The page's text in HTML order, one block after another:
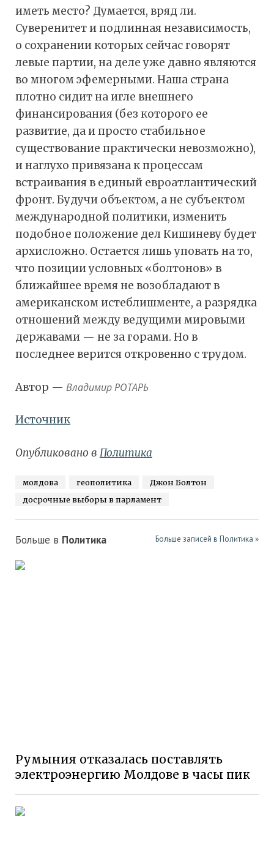
иметь место? Думается, вряд ли.
Суверенитет и подлинная независимость,
о сохранении которых сейчас говорят
левые партии, на деле уже давно являются
во многом эфемерными. Наша страна
плотно сидит на игле внешнего
финансирования (без которого ее
развитие, да и просто стабильное
существование практически невозможно),
и наглухо привязана к процессам
встраивания в единый евроатлантический
фронт. Будучи объектом, а не субъектом
международной политики, изменить
подобное положение дел Кишиневу будет
архисложно. Остается лишь уповать на то,
что позиции условных «болтонов» в
ближайшее время не возобладают в
американском истеблишменте, а разрядка
отношений между ведущими мировыми
державами — не за горами. Но в
последнее верится откровенно с трудом.
Автор — Владимир РОТАРЬ
Источник
Опубликовано в Политика
молдова геополитика
Джон Болтон
досрочные выборы в парламент
Больше в Политика Больше записей в Политика »
Румыния отказалась поставлять
электроэнергию Молдове в часы пик